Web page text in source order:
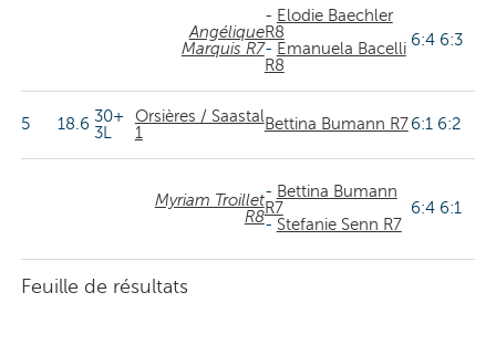
Angélique
Marquis R7
- Elodie Baechler
R8
- Emanuela Bacelli
R8
6:4 6:3
5 18.6 30+
3L
Orsières / Saastal
1
Bettina Bumann R7 6:1 6:2
Myriam Troillet
R8
- Bettina Bumann
R7
- Stefanie Senn R7
6:4 6:1
Feuille de résultats